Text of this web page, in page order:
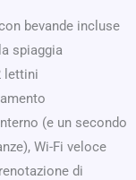
bevande incluse
spiaggia
lettini
(e un secondo
Wi-Fi veloce
di